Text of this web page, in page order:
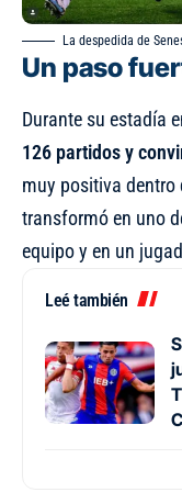
La despedida de
Un paso
Durante su estadía
126 partidos y
muy positiva
transformó en uno
equipo y en un
Leé también